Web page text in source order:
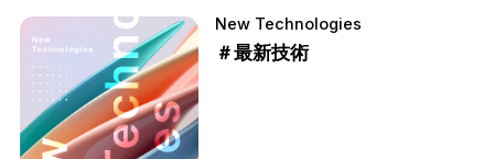
New Technologies
＃最新技術